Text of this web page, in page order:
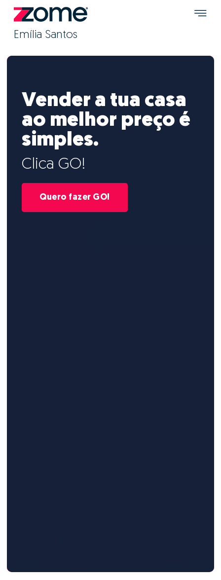
Emília Santos
Vender a tua casa
ao melhor preço é
simples.
Clica GO!
Quero fazer GO!